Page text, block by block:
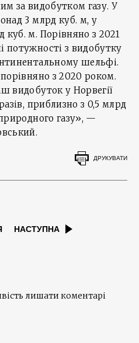
за видобутком газу. У
3 млрд куб. м, у
м. Порівняно з 2021
потужності з видобутку
шельфі.
з 2020 роком.
видобуток у Норвегії
приблизно з 0,5 млрд
газу», —
ДРУКУВАТИ
НАСТУПНА
лишати коментарі